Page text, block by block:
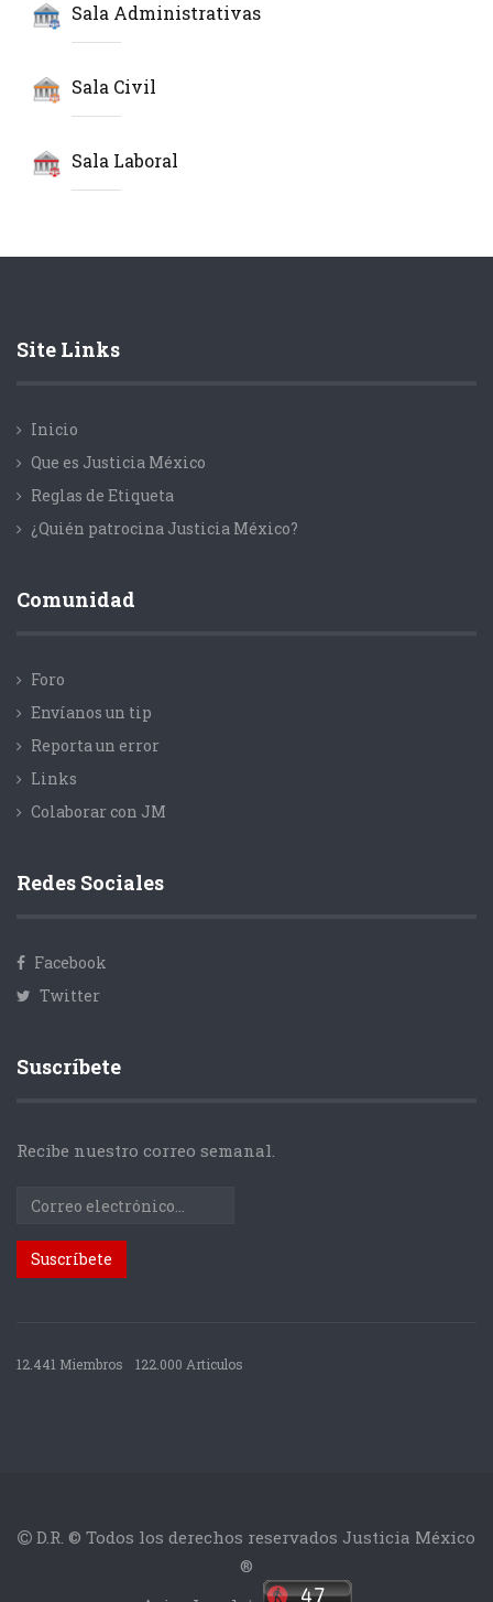
Sala Administrativas
Sala Civil
Sala Laboral
Site Links
Inicio
Que es Justicia México
Reglas de Etiqueta
¿Quién patrocina Justicia México?
Comunidad
Foro
Envíanos un tip
Reporta un error
Links
Colaborar con JM
Redes Sociales
Facebook
Twitter
Suscríbete
Recibe nuestro correo semanal.
12.441 Miembros 122.000 Articulos
D.R. © Todos los derechos reservados Justicia México
®